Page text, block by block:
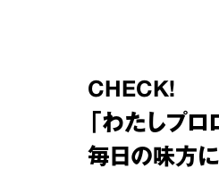
CHECK!
「わたしプ
毎日の味方